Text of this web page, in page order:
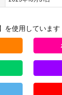
を使用しています